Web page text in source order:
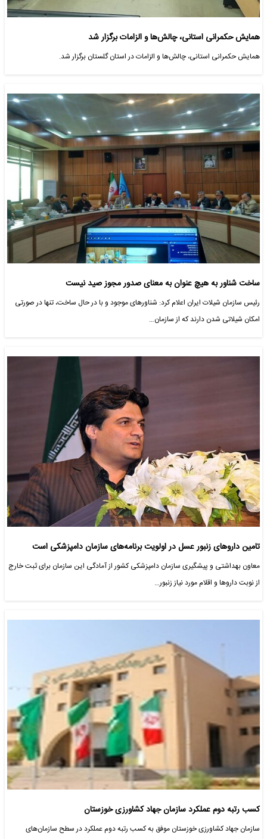
همایش حکمرانی استانی، چالش‌ها و الزامات برگزار شد
همایش حکمرانی استانی، چالش‌ها و الزامات در استان گلستان برگزار شد.
ساخت شناور به هیچ عنوان به معنای صدور مجوز صید نیست
رئیس سازمان شیلات ایران اعلام کرد: شناورهای موجود و با در حال ساخت، تنها در صورتی
امکان شیلاتی شدن دارند که از سازمان…
تامین داروهای زنبور عسل در اولویت برنامه‌های سازمان دامپزشکی است
معاون بهداشتی و پیشگیری سازمان دامپزشکی کشور از آمادگی این سازمان برای ثبت خارج
از نوبت داروها و اقلام مورد نیاز زنبور…
کسب رتبه دوم عملکرد سازمان جهاد کشاورزی خوزستان
سازمان جهاد کشاورزی خوزستان موفق به کسب رتبه دوم عملکرد در سطح سازمان‌های